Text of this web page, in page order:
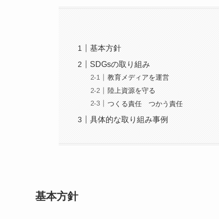
基本方針
SDGsの取り組み
教育メディアを運営
陸上資源を守る
つくる責任 つかう責任
具体的な取り組み事例
基本方針